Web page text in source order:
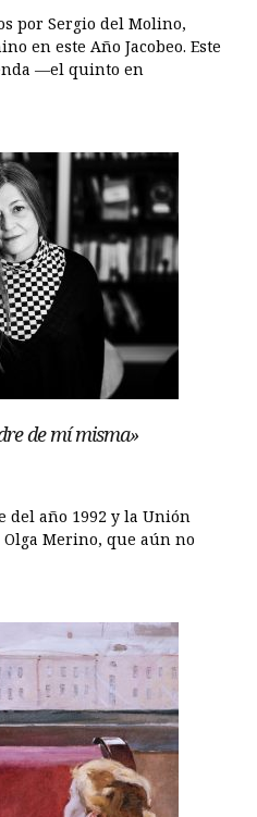
por Sergio del Molino,
en este Año Jacobeo. Este
—el quinto en
de mí misma»
del año 1992 y la Unión
Olga Merino, que aún no